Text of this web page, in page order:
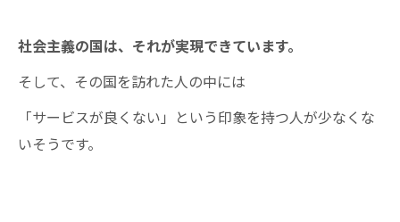
社会主義の国は、それが実現できています。
そして、その国を訪れた人の中には
「サービスが良くない」という印象を持つ人が少なくな
いそうです。